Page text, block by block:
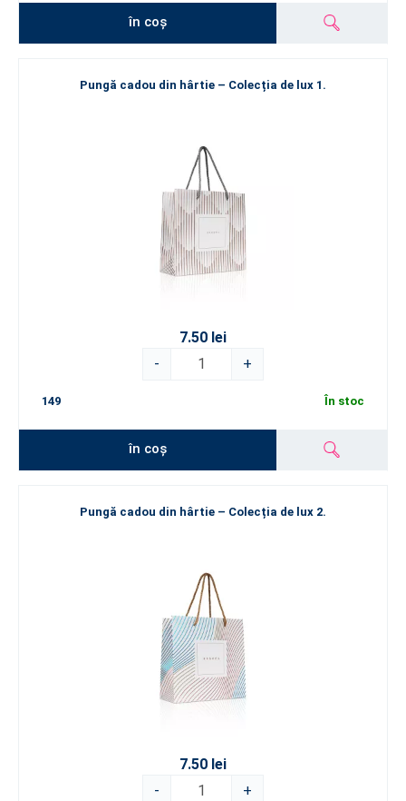
în coș
Pungă cadou din hârtie – Colecția de lux 1.
7.50 lei
-
+
149 În stoc
în coș
Pungă cadou din hârtie – Colecția de lux 2.
7.50 lei
-
+